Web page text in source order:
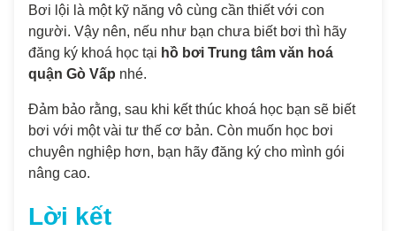
Bơi lội là một kỹ năng vô cùng cần thiết với con
người. Vậy nên, nếu như bạn chưa biết bơi thì hãy
đăng ký khoá học tại hồ bơi Trung tâm văn hoá
quận Gò Vấp nhé.
Đảm bảo rằng, sau khi kết thúc khoá học bạn sẽ biết
bơi với một vài tư thế cơ bản. Còn muốn học bơi
chuyên nghiệp hơn, bạn hãy đăng ký cho mình gói
nâng cao.
Lời kết